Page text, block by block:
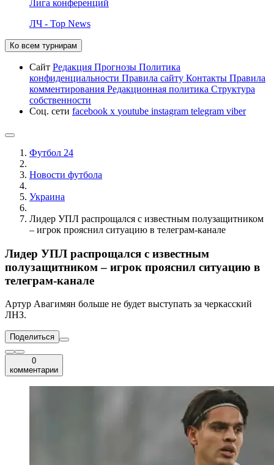
Лига конференций
ЛЧ - Top News
Ко всем турнирам
Сайт Редакция Прогнозы Политика
конфиденциальности Правила сайту Контакты Правила
комментирования Редакционная политика Структура
собственности
Соц. сети facebook x youtube instagram telegram viber
Футбол 24
Новости футбола
Украина
Лидер УПЛ распрощался с известным полузащитником
– игрок прояснил ситуацию в телеграм-канале
Лидер УПЛ распрощался с известным
полузащитником – игрок прояснил ситуацию в
телеграм-канале
Артур Авагимян больше не будет выступать за черкасский
ЛНЗ.
Поделиться
0
комментарии